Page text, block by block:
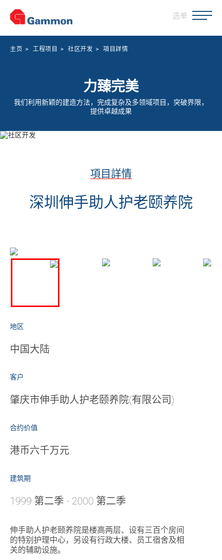
选单
主页 > 工程项目 > 社区开发 > 項目詳情
力臻完美
我们利用新颖的建造方法，完成复杂及多领域项目，突破界限，
提供卓越成果
項目詳情
深圳伸手助人护老颐养院
地区
中国大陆
客户
肇庆市伸手助人护老颐养院(有限公司)
合约价值
港币六千万元
建筑期
1999 第二季 - 2000 第二季
伸手助人护老颐养院是楼高两层、设有三百个房间
的特别护理中心，另设有行政大楼、员工宿舍及相
关的辅助设施。